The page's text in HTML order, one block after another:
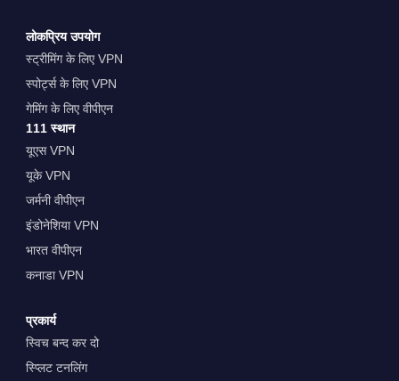
लोकप्रिय उपयोग
स्ट्रीमिंग के लिए VPN
स्पोर्ट्स के लिए VPN
गेमिंग के लिए वीपीएन
111 स्थान
यूएस VPN
यूके VPN
जर्मनी वीपीएन
इंडोनेशिया VPN
भारत वीपीएन
कनाडा VPN
प्रकार्य
स्विच बन्द कर दो
स्प्लिट टनलिंग